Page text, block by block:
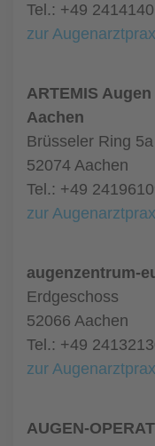
Tel.: +49 2414140
zur
ARTEMIS
Aachen
Brüsseler Ring 5a
52074 Aachen
Tel.: +49
zur
augenzentrum-
Erdgeschoss
52066 Aachen
Tel.: +49
zur
AUGEN-